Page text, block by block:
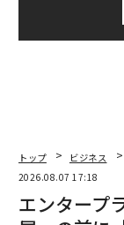
トップ ビジネス
2026.08.07 17:18
エンタープ